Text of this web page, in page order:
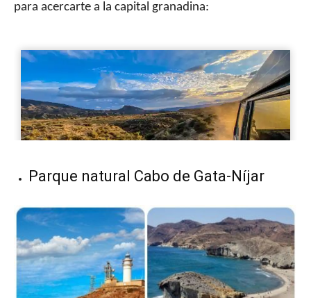
para acercarte a la capital granadina:
Parque natural Cabo de Gata-Níjar